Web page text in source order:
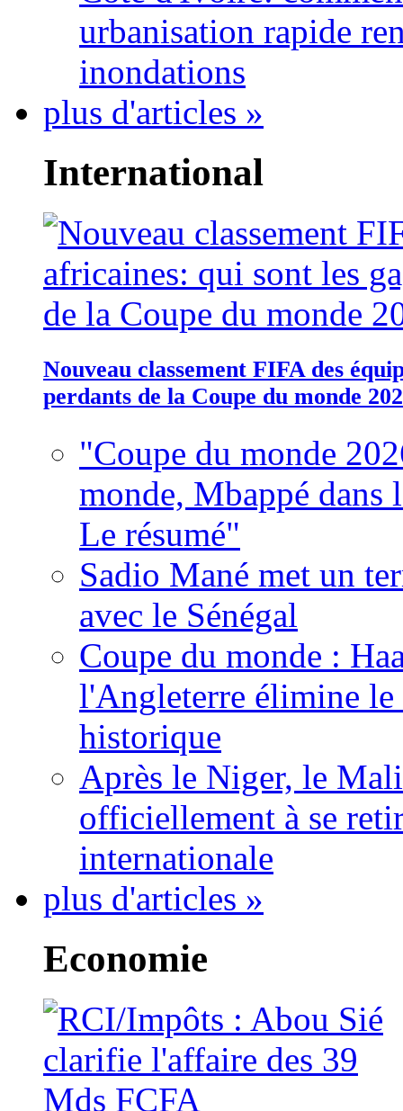
urbanisation rapide
inondations
plus d'articles »
International
Nouveau classement FIFA des
perdants de la Coupe du monde
"Coupe du monde
monde, Mbappé dans
Le résumé"
Sadio Mané met un
avec le Sénégal
Coupe du monde :
l'Angleterre élimine
historique
Après le Niger, le
officiellement à se
internationale
plus d'articles »
Economie